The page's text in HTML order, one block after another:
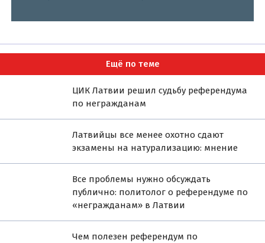
Ещё по теме
ЦИК Латвии решил судьбу референдума
по негражданам
Латвийцы все менее охотно сдают
экзамены на натурализацию: мнение
Все проблемы нужно обсуждать
публично: политолог о референдуме по
«негражданам» в Латвии
Чем полезен референдум по